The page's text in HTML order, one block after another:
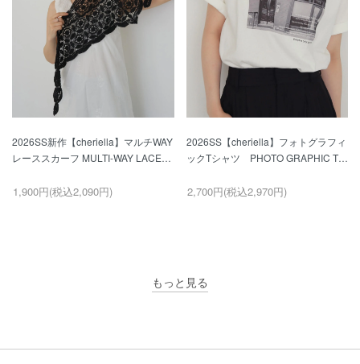
2026SS新作【cheriella】マルチWAY
レーススカーフ MULTI-WAY LACE
1,900円(税込2,090円)
2026SS【cheriella】フォトグラフィ
ックTシャツ PHOTO GRAPHIC T-
2,700円(税込2,970円)
もっと見る